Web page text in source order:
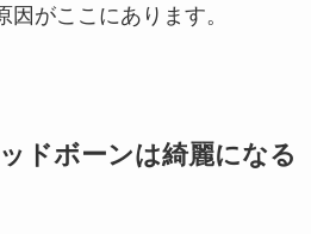
がここにあります。
ドボーンは綺麗になる